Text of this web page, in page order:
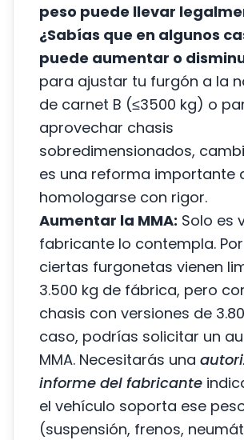
peso puede llevar
¿Sabías que en algunos
puede aumentar o
para ajustar tu furgón a la
de carnet B (≤3500 kg) o
aprovechar chasis
sobredimensionados,
es una reforma importante
homologarse con rigor.
Aumentar la MMA: Solo es
fabricante lo contempla.
ciertas furgonetas vienen
3.500 kg de fábrica, pero
chasis con versiones de
caso, podrías solicitar un
MMA. Necesitarás una
informe del fabricante
el vehículo soporta ese
(suspensión, frenos,